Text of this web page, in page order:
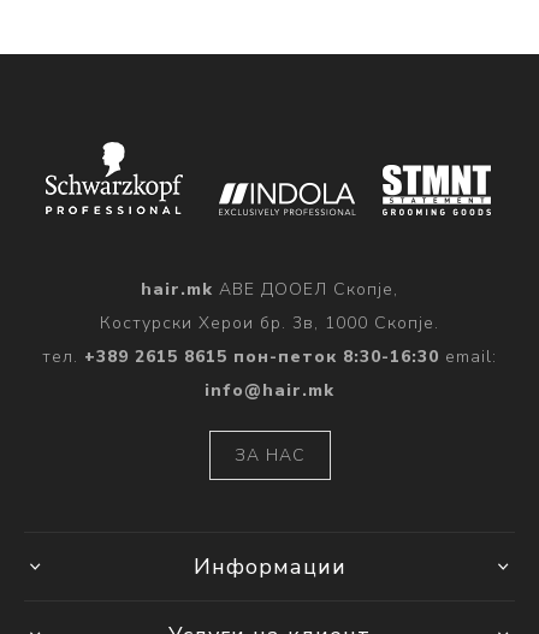
hair.mk АВЕ ДООЕЛ Скопје,
Костурски Херои бр. 3в, 1000 Скопје.
тел. +389 2615 8615 пон-петок 8:30-16:30 email:
info@hair.mk
ЗА НАС
Информации